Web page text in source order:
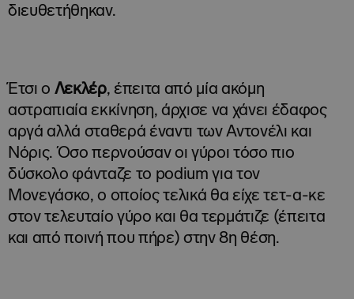
διευθετήθηκαν.
Έτσι ο Λεκλέρ, έπειτα από μία ακόμη
αστραπιαία εκκίνηση, άρχισε να χάνει έδαφος
αργά αλλά σταθερά έναντι των Αντονέλι και
Νόρις. Όσο περνούσαν οι γύροι τόσο πιο
δύσκολο φάνταζε το podium για τον
Μονεγάσκο, ο οποίος τελικά θα είχε τετ-α-κε
στον τελευταίο γύρο και θα τερμάτιζε (έπειτα
και από ποινή που πήρε) στην 8η θέση.